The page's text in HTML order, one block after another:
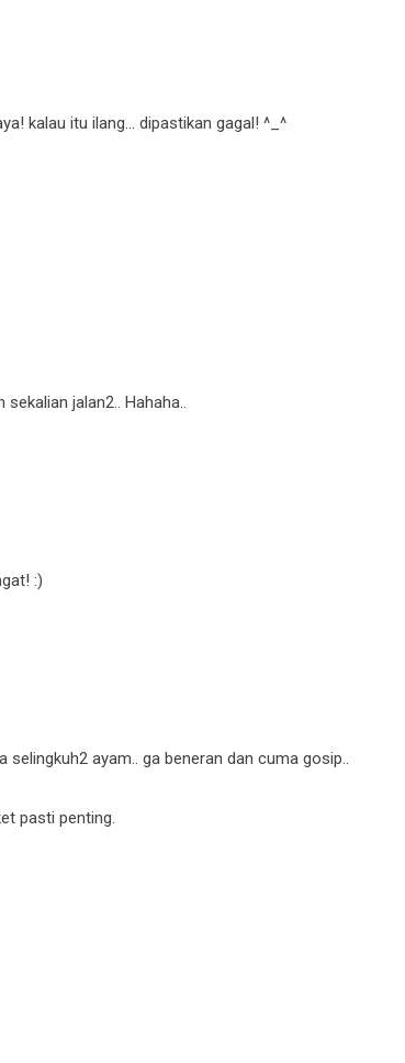
kalau itu ilang... dipastikan gagal! ^_^
sekalian jalan2.. Hahaha..
:)
ayam.. ga beneran dan cuma gosip..
pasti penting.